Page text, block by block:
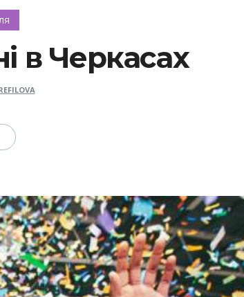
в Черкасах